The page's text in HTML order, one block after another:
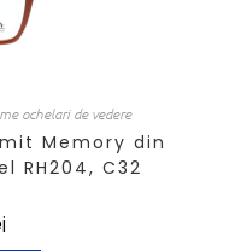
ochelari de vedere
Memory din
RH204, C32